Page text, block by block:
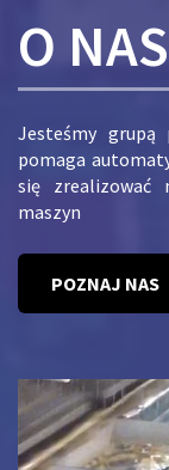
O NAS
Jesteśmy
pomaga
się zrealizować
maszyn
POZNAJ NAS